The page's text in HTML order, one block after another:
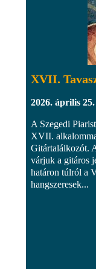
XVII.
2026. április
A Szegedi
XVII.
Gitártalálkozót.
várjuk a gitáros
határon túlról a
hangszeresek...